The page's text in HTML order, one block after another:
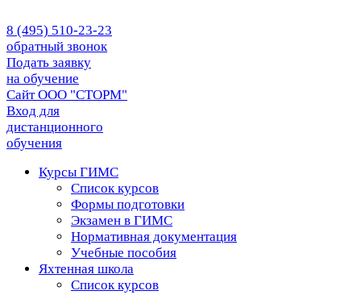
8 (495) 510-23-23
обратный звонок
Подать заявку
на обучение
Сайт ООО "СТОРМ"
Вход для
дистанционного
обучения
Курсы ГИМС
Список курсов
Формы подготовки
Экзамен в ГИМС
Нормативная документация
Учебные пособия
Яхтенная школа
Список курсов